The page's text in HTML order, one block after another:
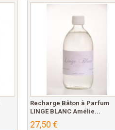
Recharge Bâton à Parfum
LINGE BLANC Amélie...
27,50 €